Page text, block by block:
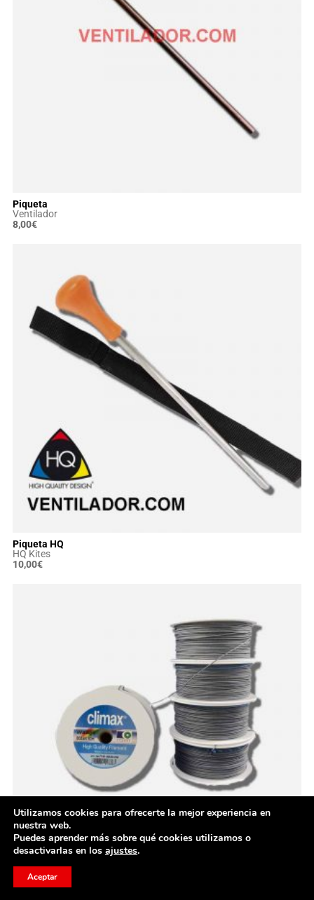
Piqueta
Ventilador
8,00€
Piqueta HQ
HQ Kites
10,00€
Brida Dyneema 60kg Gris
Utilizamos cookies para ofrecerte la mejor experiencia en
nuestra web.
Puedes aprender más sobre qué cookies utilizamos o
desactivarlas en los ajustes.
Aceptar